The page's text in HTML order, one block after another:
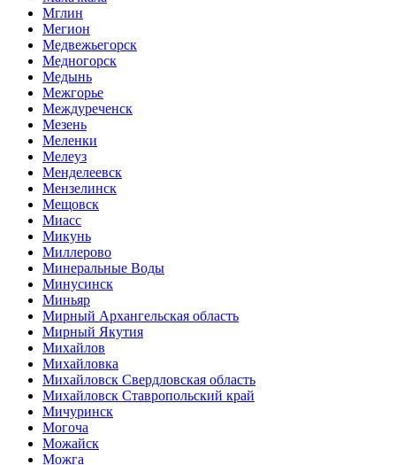
Мглин
Мегион
Медвежьегорск
Медногорск
Медынь
Межгорье
Междуреченск
Мезень
Меленки
Мелеуз
Менделеевск
Мензелинск
Мещовск
Миасс
Микунь
Миллерово
Минеральные Воды
Минусинск
Миньяр
Мирный Архангельская область
Мирный Якутия
Михайлов
Михайловка
Михайловск Свердловская область
Михайловск Ставропольский край
Мичуринск
Могоча
Можайск
Можга